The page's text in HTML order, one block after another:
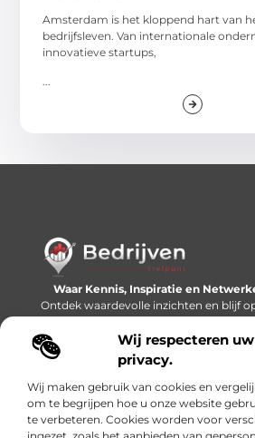
Wij respecteren uw
privacy.
Wij maken gebruik van cookies en
om te begrijpen hoe u onze website
te verbeteren. Cookies worden voor
Amsterdam is het kloppend hart van
bedrijfsleven. Van internationale
innovatieve startups,
Waar Kennis, Inspiratie en
Ontdek waardevolle inzichten en blijf
wat er speelt in de
Bericht categorie
Onze informatie